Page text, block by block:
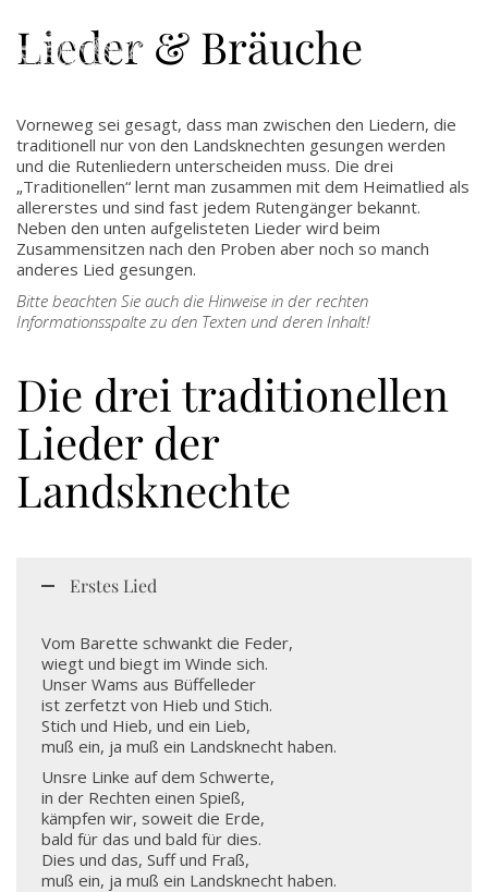
Lieder & Bräuche
Vorneweg sei gesagt, dass man zwischen den Liedern, die
traditionell nur von den Landsknechten gesungen werden
und die Rutenliedern unterscheiden muss. Die drei
„Traditionellen“ lernt man zusammen mit dem Heimatlied als
allererstes und sind fast jedem Rutengänger bekannt.
Neben den unten aufgelisteten Lieder wird beim
Zusammensitzen nach den Proben aber noch so manch
anderes Lied gesungen.
Bitte beachten Sie auch die Hinweise in der rechten
Informationsspalte zu den Texten und deren Inhalt!
Die drei traditionellen
Lieder der
Landsknechte
Erstes Lied
Vom Barette schwankt die Feder,
wiegt und biegt im Winde sich.
Unser Wams aus Büffelleder
ist zerfetzt von Hieb und Stich.
Stich und Hieb, und ein Lieb,
muß ein, ja muß ein Landsknecht haben.
Unsre Linke auf dem Schwerte,
in der Rechten einen Spieß,
kämpfen wir, soweit die Erde,
bald für das und bald für dies.
Dies und das, Suff und Fraß,
muß ein, ja muß ein Landsknecht haben.